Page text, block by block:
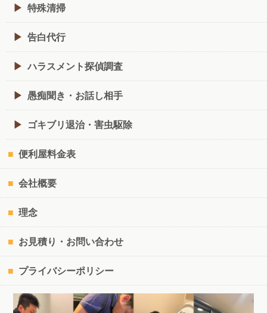
特殊清掃
告白代行
ハラスメント探偵調査
愚痴聞き・お話し相手
ゴキブリ退治・害虫駆除
便利屋料金表
会社概要
理念
お見積り・お問い合わせ
プライバシーポリシー